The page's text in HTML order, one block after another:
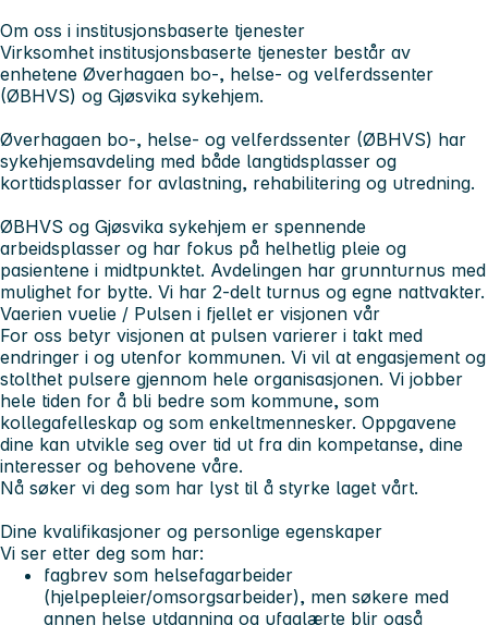
Om oss i institusjonsbaserte tjenester
Virksomhet institusjonsbaserte tjenester består av
enhetene Øverhagaen bo-, helse- og velferdssenter
(ØBHVS) og Gjøsvika sykehjem.
Øverhagaen bo-, helse- og velferdssenter (ØBHVS) har
sykehjemsavdeling med både langtidsplasser og
korttidsplasser for avlastning, rehabilitering og utredning.
ØBHVS og Gjøsvika sykehjem er spennende
arbeidsplasser og har fokus på helhetlig pleie og
pasientene i midtpunktet. Avdelingen har grunnturnus med
mulighet for bytte. Vi har 2-delt turnus og egne nattvakter.
Vaerien vuelie / Pulsen i fjellet er visjonen vår
For oss betyr visjonen at pulsen varierer i takt med
endringer i og utenfor kommunen. Vi vil at engasjement og
stolthet pulsere gjennom hele organisasjonen. Vi jobber
hele tiden for å bli bedre som kommune, som
kollegafelleskap og som enkeltmennesker. Oppgavene
dine kan utvikle seg over tid ut fra din kompetanse, dine
interesser og behovene våre.
Nå søker vi deg som har lyst til å styrke laget vårt.
Dine kvalifikasjoner og personlige egenskaper
Vi ser etter deg som har:
fagbrev som helsefagarbeider
(hjelpepleier/omsorgsarbeider), men søkere med
annen helse utdanning og ufaglærte blir også